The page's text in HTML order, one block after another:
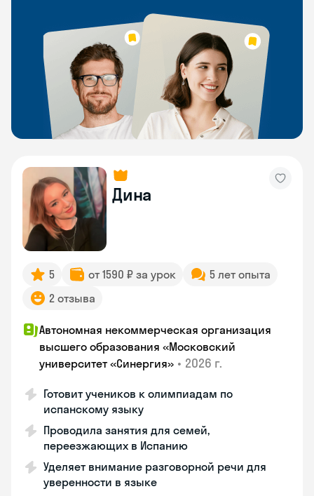
Дина
5 от 1590 ₽ за урок
5 лет опыта
2 отзыва
Автономная некоммерческая организация
высшего образования «Московский
университет «Синергия» • 2026 г.
Готовит учеников к олимпиадам по
испанскому языку
Проводила занятия для семей,
переезжающих в Испанию
Уделяет внимание разговорной речи для
уверенности в языке